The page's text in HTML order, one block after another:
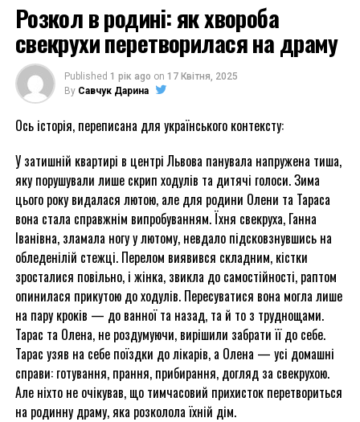
Розкол в родині: як хвороба
свекрухи перетворилася на драму
Published 1 рік ago on 17 Квітня, 2025
By Савчук Дарина
Ось історія, переписана для українського контексту:
У затишній квартирі в центрі Львова панувала напружена тиша,
яку порушували лише скрип ходулів та дитячі голоси. Зима
цього року видалася лютою, але для родини Олени та Тараса
вона стала справжнім випробуванням. Їхня свекруха, Ганна
Іванівна, зламала ногу у лютому, невдало підсковзнувшись на
обледенілій стежці. Перелом виявився складним, кістки
зросталися повільно, і жінка, звикла до самостійності, раптом
опинилася прикутою до ходулів. Пересуватися вона могла лише
на пару кроків — до ванної та назад, та й то з труднощами.
Тарас та Олена, не роздумуючи, вирішили забрати її до себе.
Тарас узяв на себе поїздки до лікарів, а Олена — усі домашні
справи: готування, прання, прибирання, догляд за свекрухою.
Але ніхто не очікував, що тимчасовий прихисток перетвориться
на родинну драму, яка розколола їхній дім.